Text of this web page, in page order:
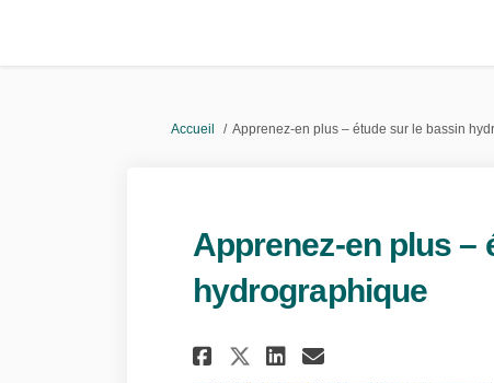
Vous êtes ici:
Accueil Apprenez-en plus – étude sur le bassin
Apprenez-en plus –
hydrographique
Partager
Partager
Partager
Courriel